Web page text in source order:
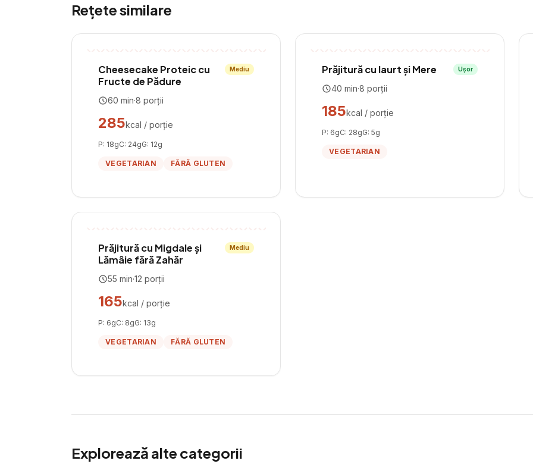
Rețete similare
Cheesecake Proteic cu
Fructe de Pădure
Mediu
60 min·8 porții
285kcal / porție
P: 18gC: 24gG: 12g
VEGETARIAN FĂRĂ GLUTEN
Prăjitură cu Iaurt și Mere Ușor
40 min·8 porții
185kcal / porție
P: 6gC: 28gG: 5g
VEGETARIAN
Prăjitură cu Migdale și
Lămâie fără Zahăr
Mediu
55 min·12 porții
165kcal / porție
P: 6gC: 8gG: 13g
VEGETARIAN FĂRĂ GLUTEN
Explorează alte categorii